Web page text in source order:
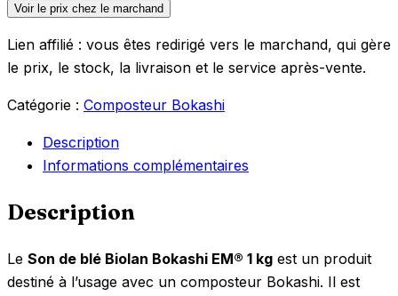
Voir le prix chez le marchand
Lien affilié : vous êtes redirigé vers le marchand, qui gère
le prix, le stock, la livraison et le service après-vente.
Catégorie : Composteur Bokashi
Description
Informations complémentaires
Description
Le Son de blé Biolan Bokashi EM® 1 kg est un produit
destiné à l’usage avec un composteur Bokashi. Il est